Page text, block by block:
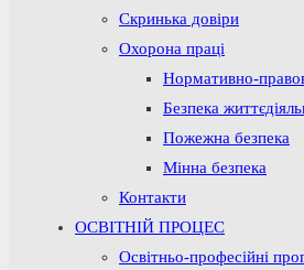
Скринька довіри
Охорона праці
Нормативно-
Безпека
Пожежна безпека
Мінна безпека
Контакти
ОСВІТНІЙ ПРОЦЕС
Освітньо-професійні